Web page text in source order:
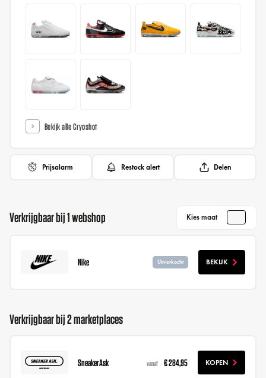
Bekijk alle Cryoshot
Prijsalarm Restock alert Delen
Verkrijgbaar bij 1 webshop Kies maat
Nike Uitverkocht BEKIJK
Verkrijgbaar bij 2 marketplaces
SneakerAsk vanaf € 284,95 KOPEN